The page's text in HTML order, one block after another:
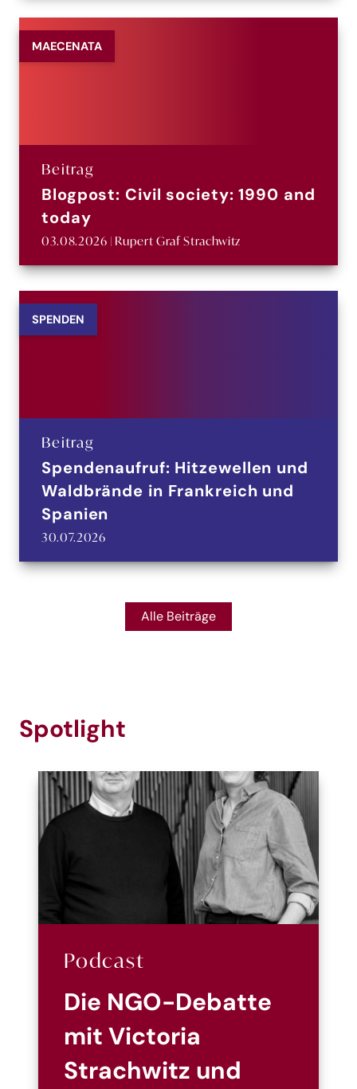
MAECENATA
Beitrag
Blogpost: Civil society: 1990 and
today
03.08.2026 | Rupert Graf Strachwitz
SPENDEN
Beitrag
Spendenaufruf: Hitzewellen und
Waldbrände in Frankreich und
Spanien
30.07.2026
Alle Beiträge
Spotlight
Podcast
Die NGO-Debatte
mit Victoria
Strachwitz und